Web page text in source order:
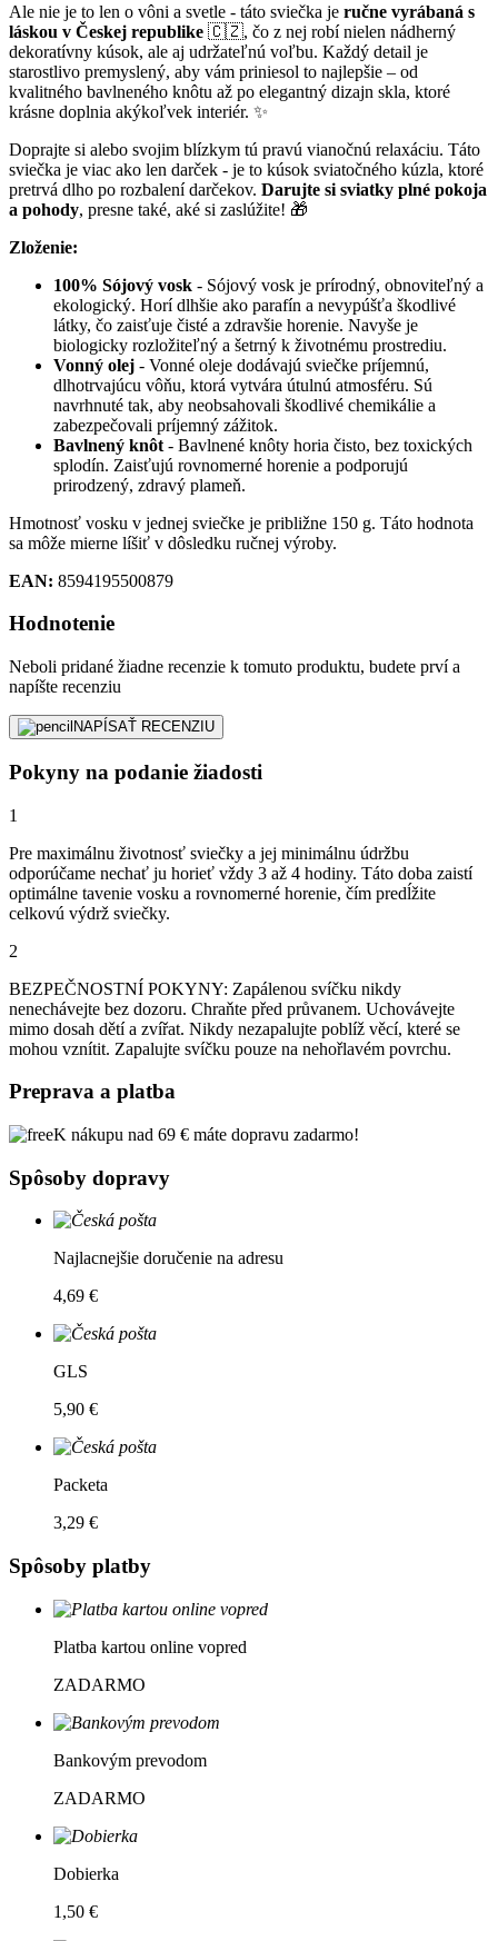
Ale nie je to len o vôni a svetle - táto sviečka je ručne vyrábaná s
láskou v Českej republike 🇨🇿, čo z nej robí nielen nádherný
dekoratívny kúsok, ale aj udržateľnú voľbu. Každý detail je
starostlivo premyslený, aby vám priniesol to najlepšie – od
kvalitného bavlneného knôtu až po elegantný dizajn skla, ktoré
krásne doplnia akýkoľvek interiér. ✨
Doprajte si alebo svojim blízkym tú pravú vianočnú relaxáciu. Táto
sviečka je viac ako len darček - je to kúsok sviatočného kúzla, ktoré
pretrvá dlho po rozbalení darčekov. Darujte si sviatky plné pokoja
a pohody, presne také, aké si zaslúžite! 🎁
Zloženie:
100% Sójový vosk - Sójový vosk je prírodný, obnoviteľný a
ekologický. Horí dlhšie ako parafín a nevypúšťa škodlivé
látky, čo zaisťuje čisté a zdravšie horenie. Navyše je
biologicky rozložiteľný a šetrný k životnému prostrediu.
Vonný olej - Vonné oleje dodávajú sviečke príjemnú,
dlhotrvajúcu vôňu, ktorá vytvára útulnú atmosféru. Sú
navrhnuté tak, aby neobsahovali škodlivé chemikálie a
zabezpečovali príjemný zážitok.
Bavlnený knôt - Bavlnené knôty horia čisto, bez toxických
splodín. Zaisťujú rovnomerné horenie a podporujú
prirodzený, zdravý plameň.
Hmotnosť vosku v jednej sviečke je približne 150 g. Táto hodnota
sa môže mierne líšiť v dôsledku ručnej výroby.
EAN: 8594195500879
Hodnotenie
Neboli pridané žiadne recenzie k tomuto produktu, budete prví a
napíšte recenziu
NAPÍSAŤ RECENZIU
Pokyny na podanie žiadosti
1
Pre maximálnu životnosť sviečky a jej minimálnu údržbu
odporúčame nechať ju horieť vždy 3 až 4 hodiny. Táto doba zaistí
optimálne tavenie vosku a rovnomerné horenie, čím predĺžite
celkovú výdrž sviečky.
2
BEZPEČNOSTNÍ POKYNY: Zapálenou svíčku nikdy
nenechávejte bez dozoru. Chraňte před průvanem. Uchovávejte
mimo dosah dětí a zvířat. Nikdy nezapalujte poblíž věcí, které se
mohou vznítit. Zapalujte svíčku pouze na nehořlavém povrchu.
Preprava a platba
K nákupu nad 69 € máte dopravu zadarmo!
Spôsoby dopravy
Najlacnejšie doručenie na adresu
4,69 €
GLS
5,90 €
Packeta
3,29 €
Spôsoby platby
Platba kartou online vopred
ZADARMO
Bankovým prevodom
ZADARMO
Dobierka
1,50 €